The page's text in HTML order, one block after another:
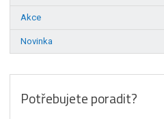
Akce
Novinka
Potřebujete poradit?